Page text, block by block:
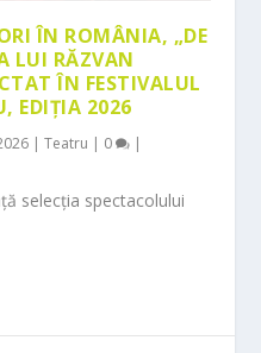
ÎN ROMÂNIA, „DE
LUI RĂZVAN
ÎN FESTIVALUL
EDIȚIA 2026
|Teatru | 0 |
selecția spectacolului